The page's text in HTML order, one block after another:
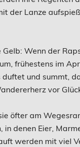
der Lanze
Gelb: Wenn der
frühestens im
duftet und summt,
vor
öfter am
in denen Eier,
werden mit viel